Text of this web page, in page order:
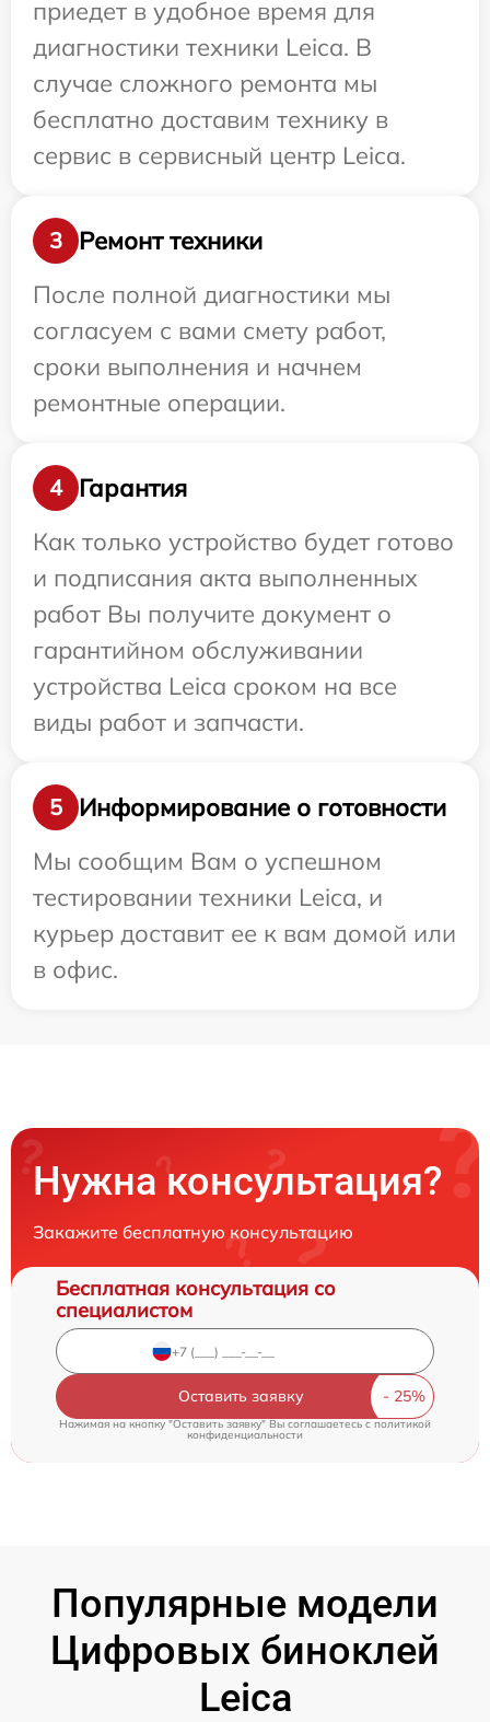
приедет в удобное время для
диагностики техники Leica. В
случае сложного ремонта мы
бесплатно доставим технику в
сервис в сервисный центр Leica.
3
Ремонт техники
После полной диагностики мы
согласуем с вами смету работ,
сроки выполнения и начнем
ремонтные операции.
4
Гарантия
Как только устройство будет готово
и подписания акта выполненных
работ Вы получите документ о
гарантийном обслуживании
устройства Leica сроком на все
виды работ и запчасти.
5
Информирование о готовности
Мы сообщим Вам о успешном
тестировании техники Leica, и
курьер доставит ее к вам домой или
в офис.
Нужна консультация?
Закажите бесплатную консультацию
Бесплатная консультация со
специалистом
Оставить заявку
Нажимая на кнопку "Оставить заявку" Вы соглашаетесь cполитикой
конфиденциальности
Популярные модели
Цифровых биноклей
Leica